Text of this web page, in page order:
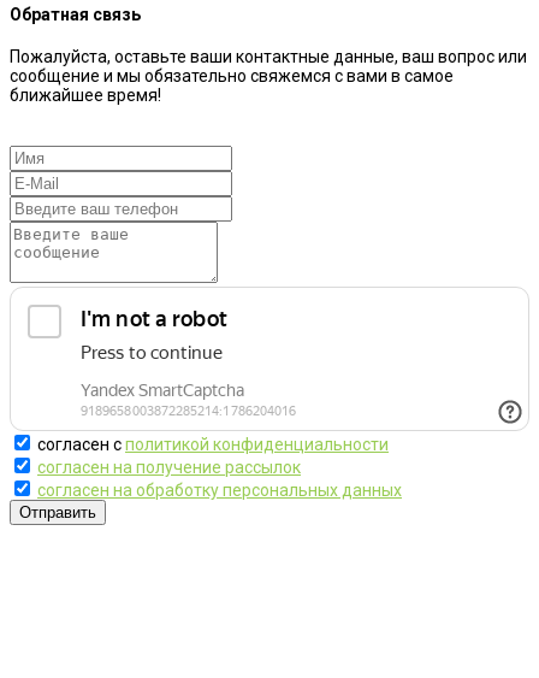
Обратная связь
Пожалуйста, оставьте ваши контактные данные, ваш вопрос или
сообщение и мы обязательно свяжемся с вами в самое
ближайшее время!
согласен сполитикой конфиденциальности
согласен на получение рассылок
согласен на обработку персональных данных
Отправить